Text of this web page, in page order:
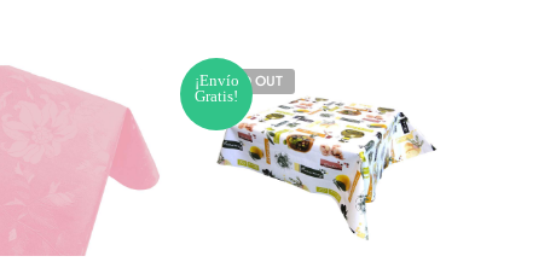
¡Envío
Gratis!
SOLD OUT